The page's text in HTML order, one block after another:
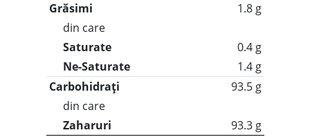
Grăsimi
1.8 g
din care
Saturate
0.4 g
Ne-Saturate
1.4 g
Carbohidrați
93.5 g
din care
Zaharuri
93.3 g